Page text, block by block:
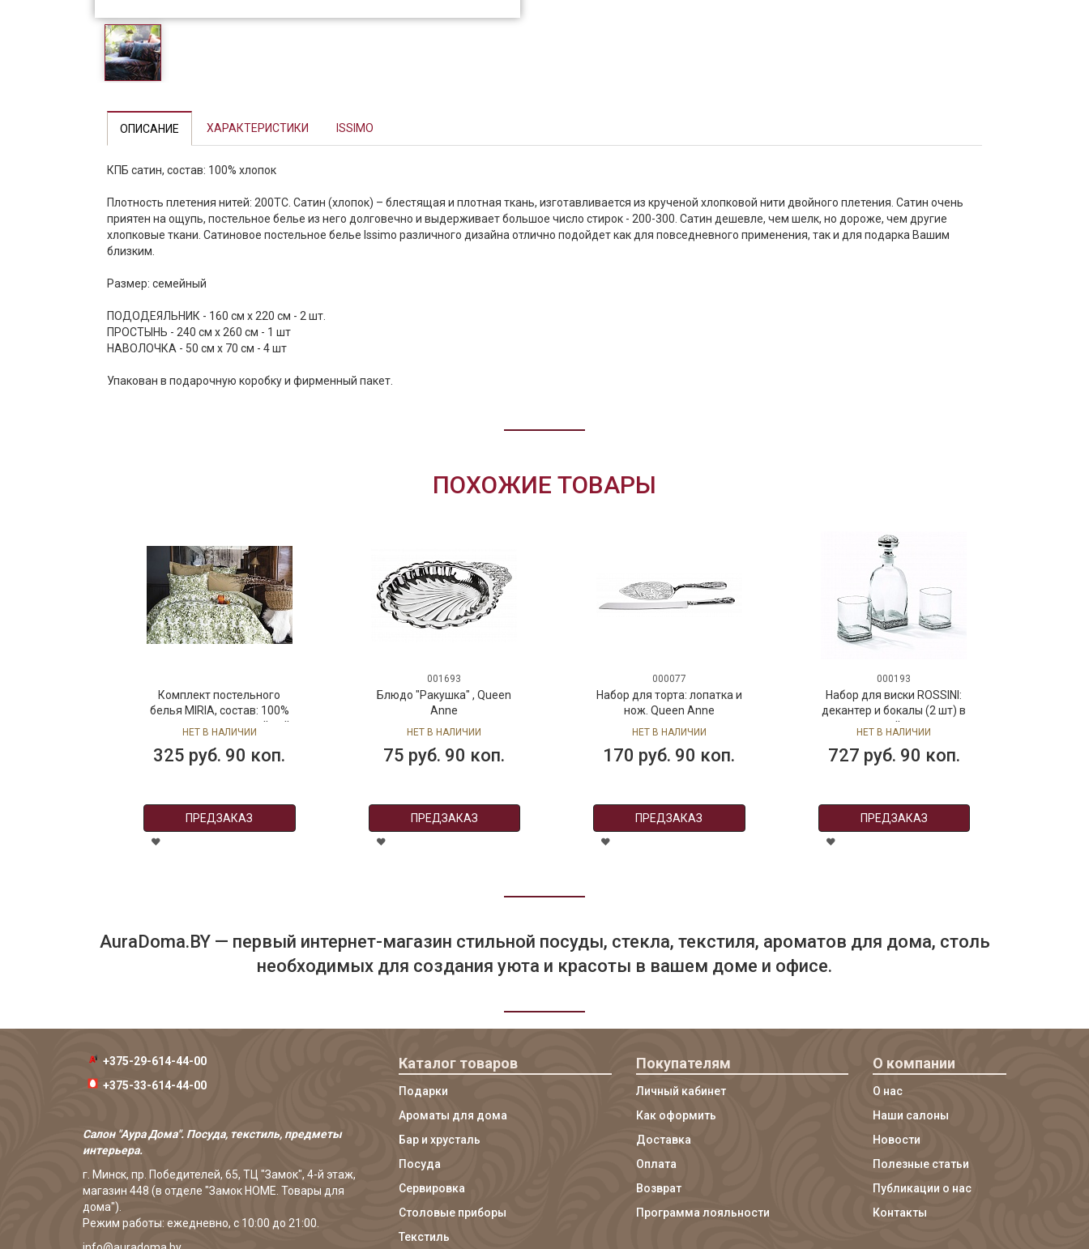
ОПИСАНИЕ ХАРАКТЕРИСТИКИ ISSIMO
КПБ сатин, состав: 100% хлопок
Плотность плетения нитей: 200ТС. Сатин (хлопок) – блестящая и плотная ткань, изготавливается из крученой хлопковой нити двойного плетения. Сатин очень
приятен на ощупь, постельное белье из него долговечно и выдерживает большое число стирок - 200-300. Сатин дешевле, чем шелк, но дороже, чем другие
хлопковые ткани. Сатиновое постельное белье Issimo различного дизайна отлично подойдет как для повседневного применения, так и для подарка Вашим
близким.
Размер: семейный
ПОДОДЕЯЛЬНИК - 160 см х 220 см - 2 шт.
ПРОСТЫНЬ - 240 см х 260 см - 1 шт
НАВОЛОЧКА - 50 см х 70 см - 4 шт
Упакован в подарочную коробку и фирменный пакет.
ПОХОЖИЕ ТОВАРЫ
Комплект постельного
белья MIRIA, состав: 100%
хлопок, размер: семейный
НЕТ В НАЛИЧИИ
325 руб. 90 коп.
ПРЕДЗАКАЗ
001693
Блюдо "Ракушка" , Queen
Anne
НЕТ В НАЛИЧИИ
75 руб. 90 коп.
ПРЕДЗАКАЗ
000077
Набор для торта: лопатка и
нож. Queen Anne
НЕТ В НАЛИЧИИ
170 руб. 90 коп.
ПРЕДЗАКАЗ
000193
Набор для виски ROSSINI:
декантер и бокалы (2 шт) в
подарочной упаковке
НЕТ В НАЛИЧИИ
727 руб. 90 коп.
ПРЕДЗАКАЗ
AuraDoma.BY — первый интернет-магазин стильной посуды, стекла, текстиля, ароматов для дома, столь
необходимых для создания уюта и красоты в вашем доме и офисе.
+375-29-614-44-00
+375-33-614-44-00
Салон "Аура Дома". Посуда, текстиль, предметы
интерьера.
г. Минск, пр. Победителей, 65, ТЦ "Замок", 4-й этаж,
магазин 448 (в отделе "Замок HOME. Товары для
дома").
Режим работы: ежедневно, с 10:00 до 21:00.
Каталог товаров
Подарки
Ароматы для дома
Бар и хрусталь
Посуда
Сервировка
Столовые приборы
Текстиль
Покупателям
Личный кабинет
Как оформить
Доставка
Оплата
Возврат
Программа лояльности
О компании
О нас
Наши салоны
Новости
Полезные статьи
Публикации о нас
Контакты